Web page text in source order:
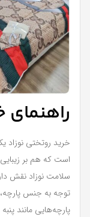
راهنمای
خرید روتختی نوزاد
است که هم بر
سلامت نوزاد نقش
توجه به جنس
پارچه‌هایی مانند